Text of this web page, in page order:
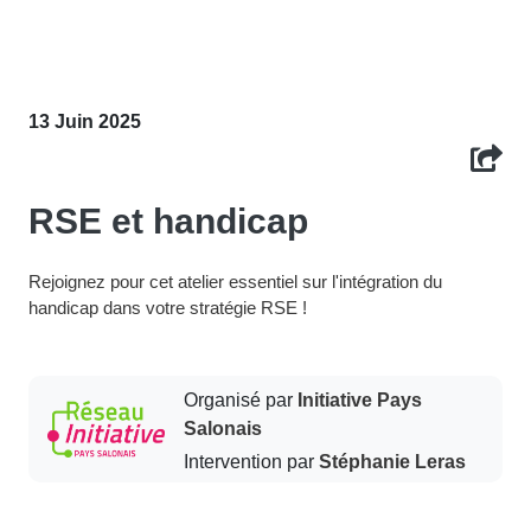
13 Juin 2025
RSE et handicap
Rejoignez pour cet atelier essentiel sur l'intégration du
handicap dans votre stratégie RSE !
Organisé parInitiative Pays
Salonais
Intervention parStéphanie Leras